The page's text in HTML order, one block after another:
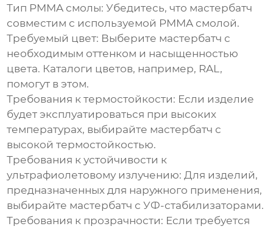
Тип PMMA смолы: Убедитесь, что мастербатч
совместим с используемой PMMA смолой.
Требуемый цвет: Выберите мастербатч с
необходимым оттенком и насыщенностью
цвета. Каталоги цветов, например, RAL,
помогут в этом.
Требования к термостойкости: Если изделие
будет эксплуатироваться при высоких
температурах, выбирайте мастербатч с
высокой термостойкостью.
Требования к устойчивости к
ультрафиолетовому излучению: Для изделий,
предназначенных для наружного применения,
выбирайте мастербатч с УФ-стабилизаторами.
Требования к прозрачности: Если требуется